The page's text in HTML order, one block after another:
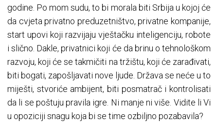
godine. Po mom sudu, to bi morala biti Srbija u kojoj će
da cvjeta privatno preduzetništvo, privatne kompanije,
start upovi koji razvijaju vještačku inteligenciju, robote
i slično. Dakle, privatnici koji će da brinu o tehnološkom
razvoju, koji će se takmičiti na tržištu, koji će zarađivati,
biti bogati, zapošljavati nove ljude. Država se neće u to
miješti, stvoriće ambijent, biti posmatrač i kontrolisati
da li se poštuju pravila igre. Ni manje ni više. Vidite li Vi
u opoziciji snagu koja bi se time ozbiljno pozabavila?